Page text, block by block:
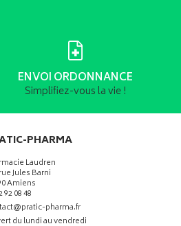
ENVOI ORDONNANCE
Simplifiez-vous la vie !
PHARMA
Laudren
Jules Barni
Amiens
92 08 48
-
@-
pratic-pharma.fr
du lundi au vendredi